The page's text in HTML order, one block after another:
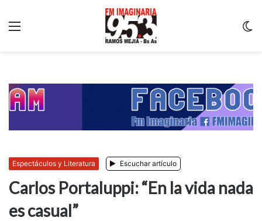
Espectáculos y Literatura Escuchar artículo
Carlos Portaluppi: “En la vida nada
es casual”